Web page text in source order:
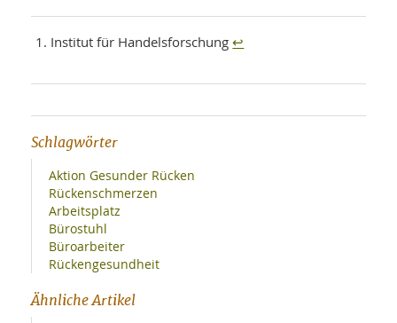
Institut für Handelsforschung↩
Schlagwörter
Aktion Gesunder Rücken
Rückenschmerzen
Arbeitsplatz
Bürostuhl
Büroarbeiter
Rückengesundheit
Ähnliche Artikel